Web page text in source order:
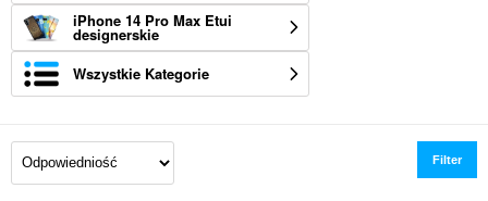
iPhone 14 Pro Max Etui
designerskie
Wszystkie Kategorie
Filter